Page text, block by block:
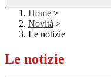
Home >
Novità >
Le notizie
Le notizie